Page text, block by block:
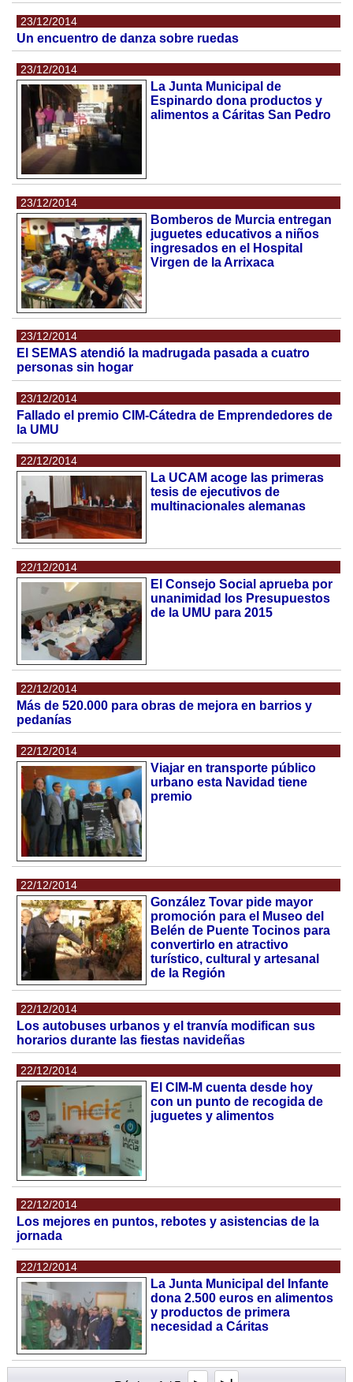
23/12/2014
Un encuentro de danza sobre ruedas
23/12/2014
La Junta Municipal de
Espinardo dona productos y
alimentos a Cáritas San Pedro
23/12/2014
Bomberos de Murcia entregan
juguetes educativos a niños
ingresados en el Hospital
Virgen de la Arrixaca
23/12/2014
El SEMAS atendió la madrugada pasada a cuatro
personas sin hogar
23/12/2014
Fallado el premio CIM-Cátedra de Emprendedores de
la UMU
22/12/2014
La UCAM acoge las primeras
tesis de ejecutivos de
multinacionales alemanas
22/12/2014
El Consejo Social aprueba por
unanimidad los Presupuestos
de la UMU para 2015
22/12/2014
Más de 520.000 para obras de mejora en barrios y
pedanías
22/12/2014
Viajar en transporte público
urbano esta Navidad tiene
premio
22/12/2014
González Tovar pide mayor
promoción para el Museo del
Belén de Puente Tocinos para
convertirlo en atractivo
turístico, cultural y artesanal
de la Región
22/12/2014
Los autobuses urbanos y el tranvía modifican sus
horarios durante las fiestas navideñas
22/12/2014
El CIM-M cuenta desde hoy
con un punto de recogida de
juguetes y alimentos
22/12/2014
Los mejores en puntos, rebotes y asistencias de la
jornada
22/12/2014
La Junta Municipal del Infante
dona 2.500 euros en alimentos
y productos de primera
necesidad a Cáritas